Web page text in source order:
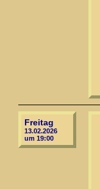
Freitag
13.02.2026
um 19:00